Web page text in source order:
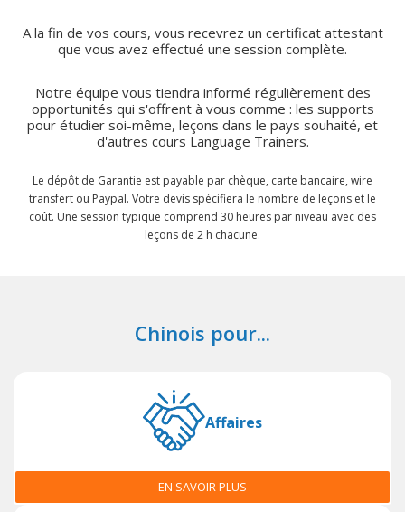
A la fin de vos cours, vous recevrez un certificat attestant
que vous avez effectué une session complète.
Notre équipe vous tiendra informé régulièrement des
opportunités qui s'offrent à vous comme : les supports
pour étudier soi-même, leçons dans le pays souhaité, et
d'autres cours Language Trainers.
Le dépôt de Garantie est payable par chèque, carte bancaire, wire
transfert ou Paypal. Votre devis spécifiera le nombre de leçons et le
coût. Une session typique comprend 30 heures par niveau avec des
leçons de 2 h chacune.
Chinois pour...
Affaires
EN SAVOIR PLUS